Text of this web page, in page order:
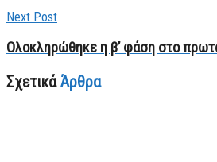
Next Post
Ολοκληρώθηκε η β’ φάση στο
ΣχετικάΆρθρα